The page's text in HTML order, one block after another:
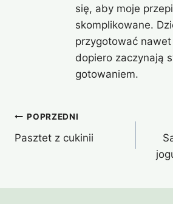
się, aby moje
skomplikowane.
przygotować
dopiero zaczynają
gotowaniem.
Nawigacja
wpisu
POPRZEDNI
Pasztet z cukinii